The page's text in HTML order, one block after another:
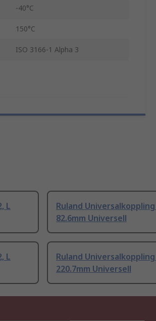
-40°C
150°C
ISO 3166-1 Alpha 3
L
Ruland Universalkoppling
82.6mm Universell
L
Ruland Universalkoppling
220.7mm Universell